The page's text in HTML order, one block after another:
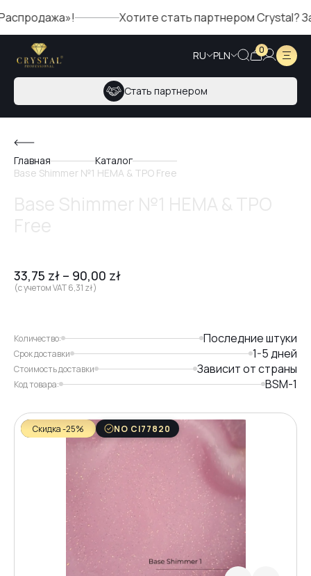
Хотите стать партнером Crystal?
RU PLN 0
Стать партнером
Главная
Каталог
Base Shimmer №1 HEMA & TPO Free
33,75 zł – 90,00 zł
(с учетом VAT6,31 zł)
Количество: Последние штуки
Срок доставки 1-5 дней
Стоимость доставки Зависит от страны
Код товара: BSM-1
Скидка -25% NO CI77820